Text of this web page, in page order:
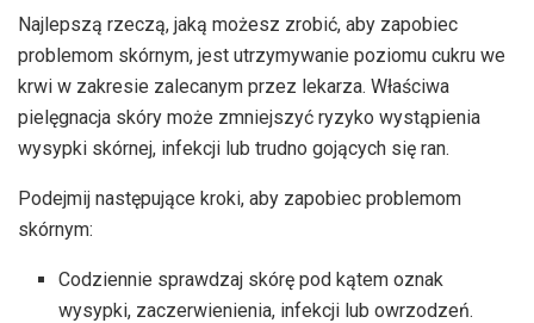
Najlepszą rzeczą, jaką możesz zrobić, aby zapobiec
problemom skórnym, jest utrzymywanie poziomu cukru we
krwi w zakresie zalecanym przez lekarza. Właściwa
pielęgnacja skóry może zmniejszyć ryzyko wystąpienia
wysypki skórnej, infekcji lub trudno gojących się ran.
Podejmij następujące kroki, aby zapobiec problemom
skórnym:
Codziennie sprawdzaj skórę pod kątem oznak
wysypki, zaczerwienienia, infekcji lub owrzodzeń.